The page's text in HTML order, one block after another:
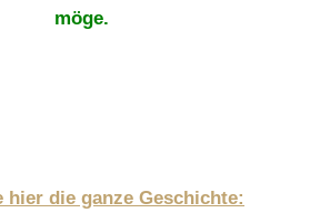
möge.
hier die ganze Geschichte: